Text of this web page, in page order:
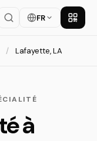
FR
/ Lafayette, LA
à